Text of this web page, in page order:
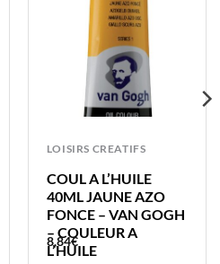
LOISIRS CREATIFS
COUL A L’HUILE
40ML JAUNE AZO
FONCE – VAN GOGH
– COULEUR A
L’HUILE
8,84€